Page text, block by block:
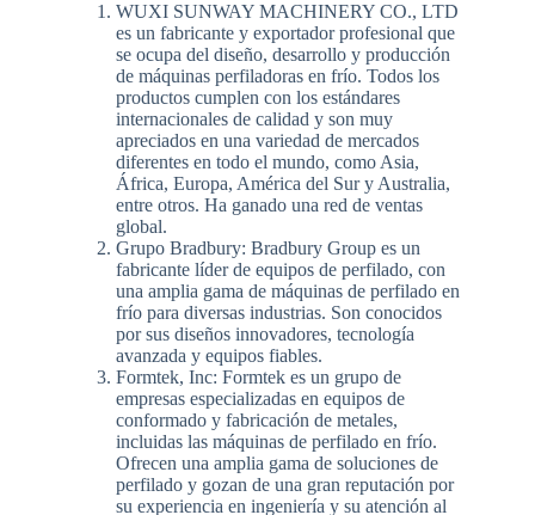
WUXI SUNWAY MACHINERY CO., LTD
es un fabricante y exportador profesional que
se ocupa del diseño, desarrollo y producción
de máquinas perfiladoras en frío. Todos los
productos cumplen con los estándares
internacionales de calidad y son muy
apreciados en una variedad de mercados
diferentes en todo el mundo, como Asia,
África, Europa, América del Sur y Australia,
entre otros. Ha ganado una red de ventas
global.
Grupo Bradbury: Bradbury Group es un
fabricante líder de equipos de perfilado, con
una amplia gama de máquinas de perfilado en
frío para diversas industrias. Son conocidos
por sus diseños innovadores, tecnología
avanzada y equipos fiables.
Formtek, Inc: Formtek es un grupo de
empresas especializadas en equipos de
conformado y fabricación de metales,
incluidas las máquinas de perfilado en frío.
Ofrecen una amplia gama de soluciones de
perfilado y gozan de una gran reputación por
su experiencia en ingeniería y su atención al